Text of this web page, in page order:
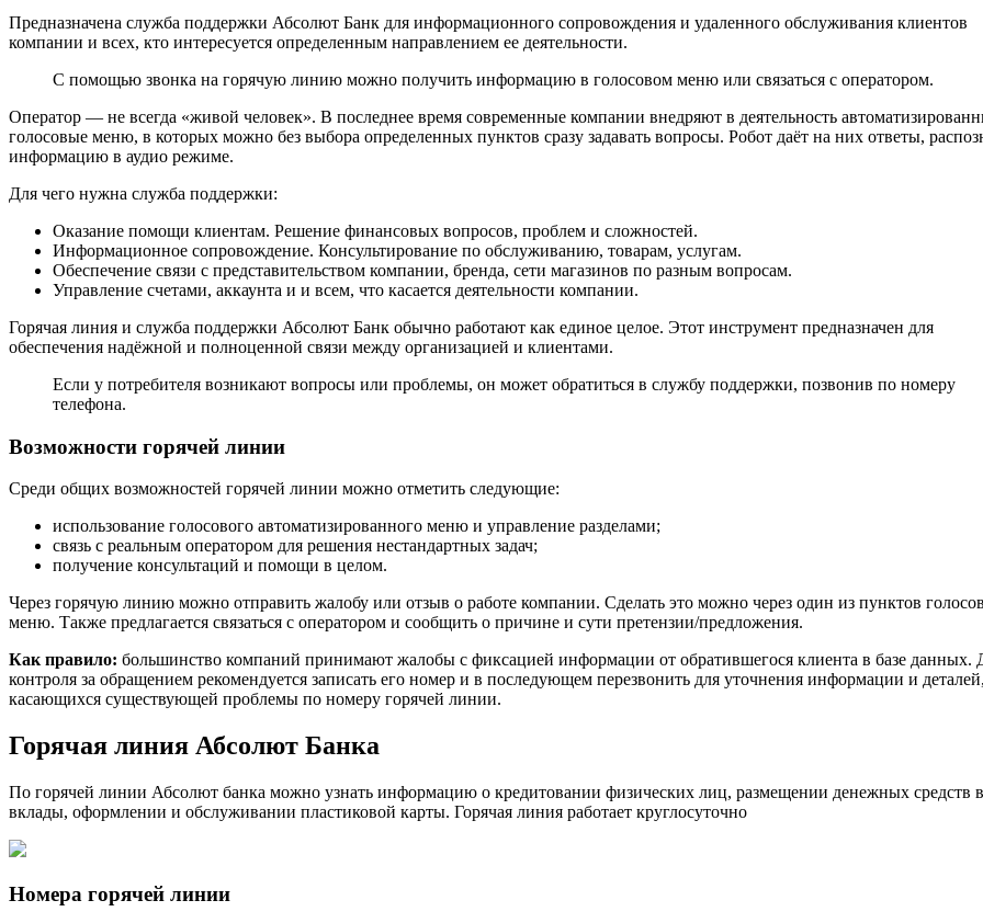
Предназначена служба поддержки Абсолют Банк для информационного сопровождения и удаленного обслуживания клиентов
компании и всех, кто интересуется определенным направлением ее деятельности.
С помощью звонка на горячую линию можно получить информацию в голосовом меню или связаться с оператором.
Оператор — не всегда «живой человек». В последнее время современные компании внедряют в деятельность
голосовые меню, в которых можно без выбора определенных пунктов сразу задавать вопросы. Робот даёт на них ответы,
информацию в аудио режиме.
Для чего нужна служба поддержки:
Оказание помощи клиентам. Решение финансовых вопросов, проблем и сложностей.
Информационное сопровождение. Консультирование по обслуживанию, товарам, услугам.
Обеспечение связи с представительством компании, бренда, сети магазинов по разным вопросам.
Управление счетами, аккаунта и и всем, что касается деятельности компании.
Горячая линия и служба поддержки Абсолют Банк обычно работают как единое целое. Этот инструмент предназначен для
обеспечения надёжной и полноценной связи между организацией и клиентами.
Если у потребителя возникают вопросы или проблемы, он может обратиться в службу поддержки, позвонив по номеру
телефона.
Возможности горячей линии
Среди общих возможностей горячей линии можно отметить следующие:
использование голосового автоматизированного меню и управление разделами;
связь с реальным оператором для решения нестандартных задач;
получение консультаций и помощи в целом.
Через горячую линию можно отправить жалобу или отзыв о работе компании. Сделать это можно через один из пунктов
меню. Также предлагается связаться с оператором и сообщить о причине и сути претензии/предложения.
Как правило: большинство компаний принимают жалобы с фиксацией информации от обратившегося клиента в базе данных.
контроля за обращением рекомендуется записать его номер и в последующем перезвонить для уточнения информации и
касающихся существующей проблемы по номеру горячей линии.
Горячая линия Абсолют Банка
По горячей линии Абсолют банка можно узнать информацию о кредитовании физических лиц, размещении денежных средств
вклады, оформлении и обслуживании пластиковой карты. Горячая линия работает круглосуточно
Номера горячей линии